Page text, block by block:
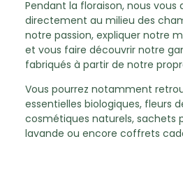
Pendant la floraison, nous vous
directement au milieu des
notre passion, expliquer notre
et vous faire découvrir notre
fabriqués à partir de notre
Vous pourrez notamment
essentielles biologiques, fleurs
cosmétiques naturels, sachets
lavande ou encore coffrets